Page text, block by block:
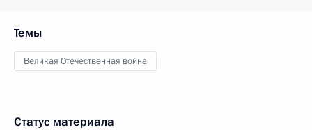
Темы
Великая Отечественная война
Статус материала